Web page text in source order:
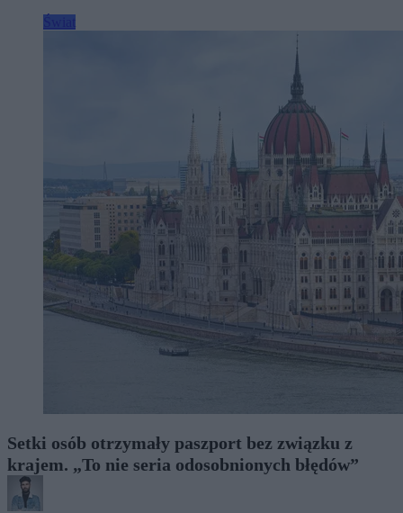
Setki osób otrzymały paszport bez związku z
krajem. „To nie seria odosobnionych błędów”